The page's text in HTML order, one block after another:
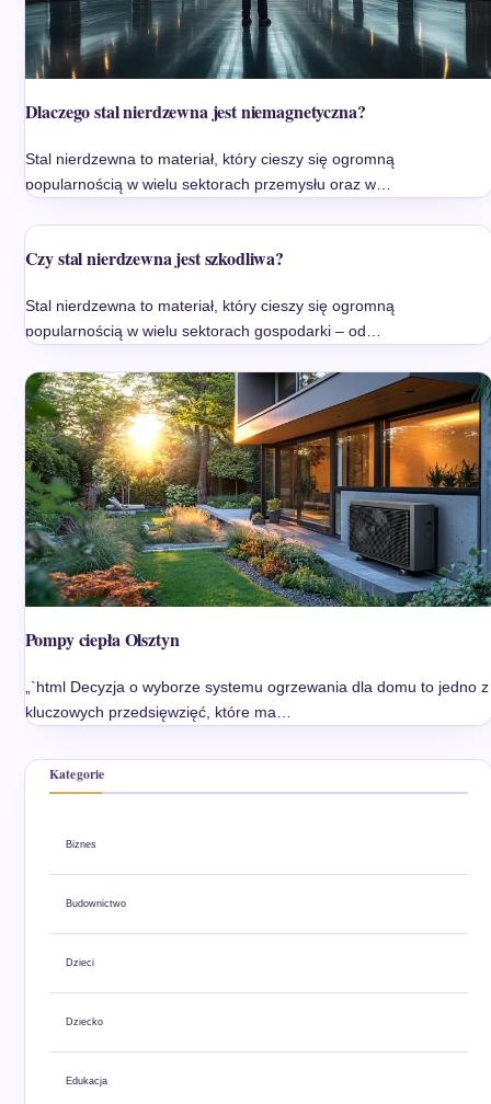
Dlaczego stal nierdzewna jest niemagnetyczna?
Stal nierdzewna to materiał, który cieszy się ogromną
popularnością w wielu sektorach przemysłu oraz w…
Czy stal nierdzewna jest szkodliwa?
Stal nierdzewna to materiał, który cieszy się ogromną
popularnością w wielu sektorach gospodarki – od…
Pompy ciepła Olsztyn
„`html Decyzja o wyborze systemu ogrzewania dla domu to jedno z
kluczowych przedsięwzięć, które ma…
Kategorie
Biznes
Budownictwo
Dzieci
Dziecko
Edukacja